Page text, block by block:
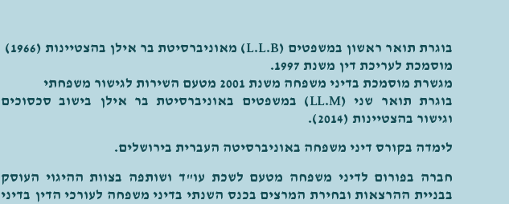
בוגרת תואר ראשון במשפטים (L.L.B) מאוניברסיטת בר אילן בהצטיינות (1966)
מוסמכת לעריכת דין משנת 1997.
מגשרת מוסמכת בדיני משפחה משנת 2001 מטעם השירות לגישור משפחתי
בוגרת תואר שני (LL.M) במשפטים באוניברסיטת בר אילן בישוב סכסוכים
וגישור בהצטיינות (2014).
לימדה בקורס דיני משפחה באוניברסיטה העברית בירושלים.
חברה בפורום לדיני משפחה מטעם לשכת עו"ד ושותפה בצוות ההיגוי העוסק
בבניית ההרצאות ובחירת המרצים בכנס השנתי בדיני משפחה לעורכי הדין בדיני